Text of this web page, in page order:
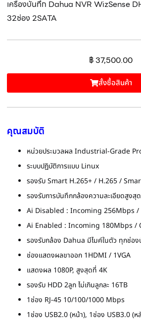
เครื่องบันทึก Dahua NVR WizSense
32ช่อง 2SATA
฿ 37,500.00
สั้งซื้อสินค้า
คุณสมบัติ
หน่วยประมวลผล Industrial-Grade
ระบบปฏิบัติการแบบ Linux
รองรับ Smart H.265+ / H.265 /
รองรับการบันทึกกล้องความละเอียดสูงสุ
Ai Disabled : Incoming 256Mbps
Ai Enabled : Incoming 180Mbps /
รองรับกล้อง Dahua มีไมค์ในตัว ทุกช่อ
ช่องแสดงผลขาออก 1HDMI / 1VGA
แสดงผล 1080P, สูงสุดที่ 4K
รองรับ HDD 2ลูก ไม่เกินลูกละ 16TB
1ช่อง RJ-45 10/100/1000 Mbps
1ช่อง USB2.0 (หน้า), 1ช่อง USB3.0 (ห